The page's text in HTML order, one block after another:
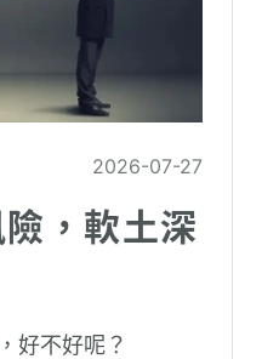
2026-07-27
，軟土深
好不好呢？